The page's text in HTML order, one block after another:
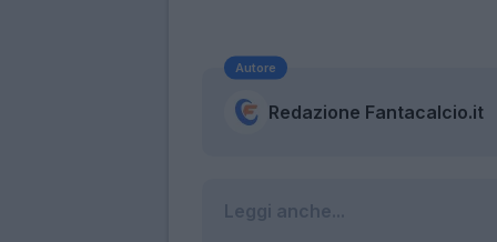
Autore
Redazione Fantacalcio.it